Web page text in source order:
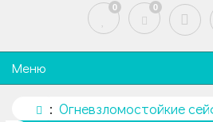
0 0
Меню
Огневзломостойкие